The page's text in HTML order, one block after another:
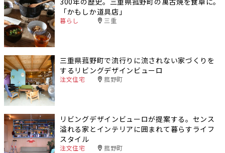
「かもしか道具店」
暮らし 三重
三重県菰野町で流行りに流されない家づくりを
するリビングデザインビューロ
注文住宅 菰野町
リビングデザインビューロが提案する。センス
溢れる家とインテリアに囲まれて暮らすライフ
スタイル
注文住宅 菰野町